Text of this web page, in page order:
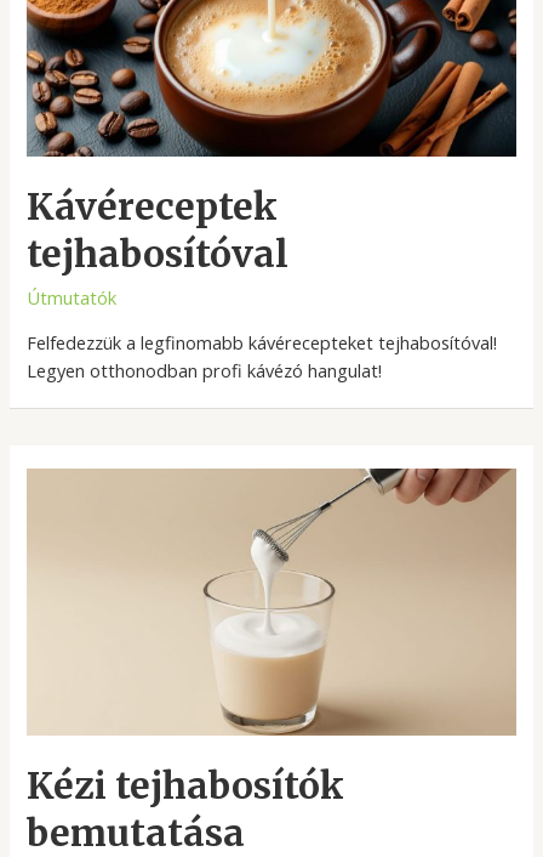
Kávéreceptek
tejhabosítóval
Útmutatók
Felfedezzük a legfinomabb kávérecepteket tejhabosítóval!
Legyen otthonodban profi kávézó hangulat!
Kézi tejhabosítók
bemutatása